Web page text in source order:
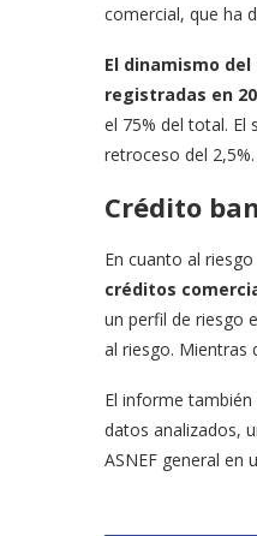
comercial, que ha
El dinamismo
registradas en
el 75% del total. El
retroceso del 2,5%.
Crédito
En cuanto al
créditos
un perfil de riesgo
al riesgo. Mientras
El informe
datos analizados,
ASNEF general en